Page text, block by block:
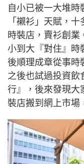
自小已被一大堆時
「襯衫」天賦，
時裝店，賣衫創業
小到大『對住』時
後順理成章從事時
之後也試過投資飲
行』，後來發現大
裝店搬到網上市場